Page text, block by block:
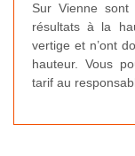
Sur Vienne
résultats à la
vertige et n’ont
hauteur. Vous
tarif au